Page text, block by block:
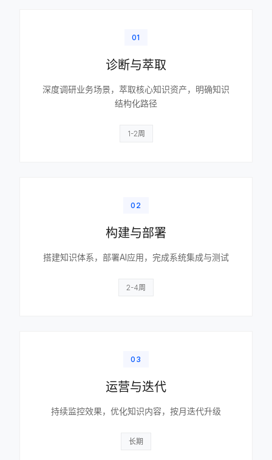
01
诊断与萃取
深度调研业务场景，萃取核心知识资产，明确知识
结构化路径
1-2周
02
构建与部署
搭建知识体系，部署AI应用，完成系统集成与测试
2-4周
03
运营与迭代
持续监控效果，优化知识内容，按月迭代升级
长期